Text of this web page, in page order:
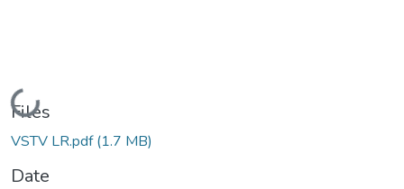
Loading...
Files
VSTV LR.pdf(1.7 MB)
Date